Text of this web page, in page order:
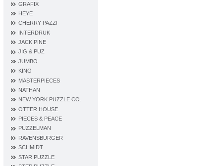
GRAFIX
HEYE
CHERRY PAZZI
INTERDRUK
JACK PINE
JIG & PUZ
JUMBO
KING
MASTERPIECES
NATHAN
NEW YORK PUZZLE CO.
OTTER HOUSE
PIECES & PEACE
PUZZELMAN
RAVENSBURGER
SCHMIDT
STAR PUZZLE